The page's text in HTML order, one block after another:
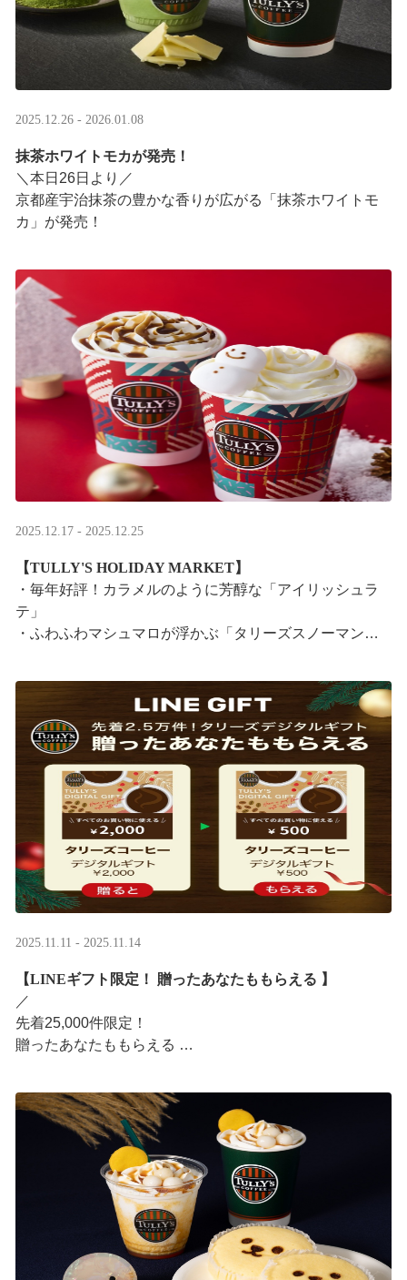
2025.12.26 - 2026.01.08
抹茶ホワイトモカが発売！
＼本日26日より／
京都産宇治抹茶の豊かな香りが広がる「抹茶ホワイトモ
カ」が発売！
2025.12.17 - 2025.12.25
【TULLY'S HOLIDAY MARKET】
・毎年好評！カラメルのように芳醇な「アイリッシュラ
テ」
・ふわふわマシュマロが浮かぶ「タリーズスノーマンラ
特別なドリンクと一緒に、クリスマス気分をお楽しみく
ださい。
2025.11.11 - 2025.11.14
【LINEギフト限定！ 贈ったあなたももらえる ​】
／ ​
先着25,000件限定！​
贈ったあなたももらえる ​
LINEギフト限定！ タリーズデジタルギフト2,000円分を
贈ると、自分も500円分のデジタルギフトがもらえるキャ
ンペーンがス ···